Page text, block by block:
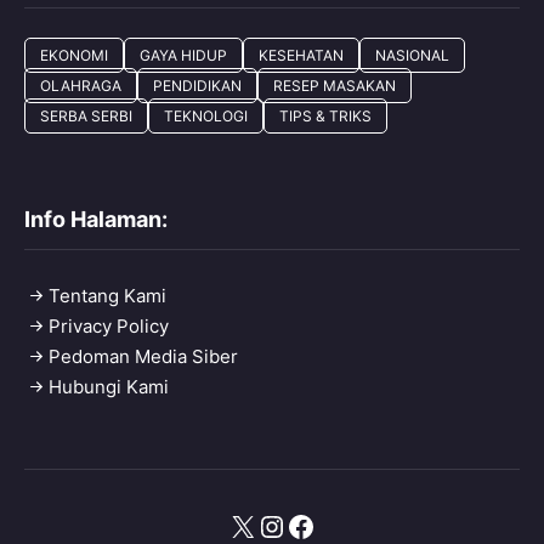
EKONOMI GAYA HIDUP KESEHATAN
NASIONAL
OLAHRAGA
PENDIDIKAN
RESEP MASAKAN
SERBA SERBI
TEKNOLOGI TIPS & TRIKS
Info Halaman:
Tentang Kami
Privacy Policy
Pedoman Media Siber
Hubungi Kami
X Instagram
Facebook